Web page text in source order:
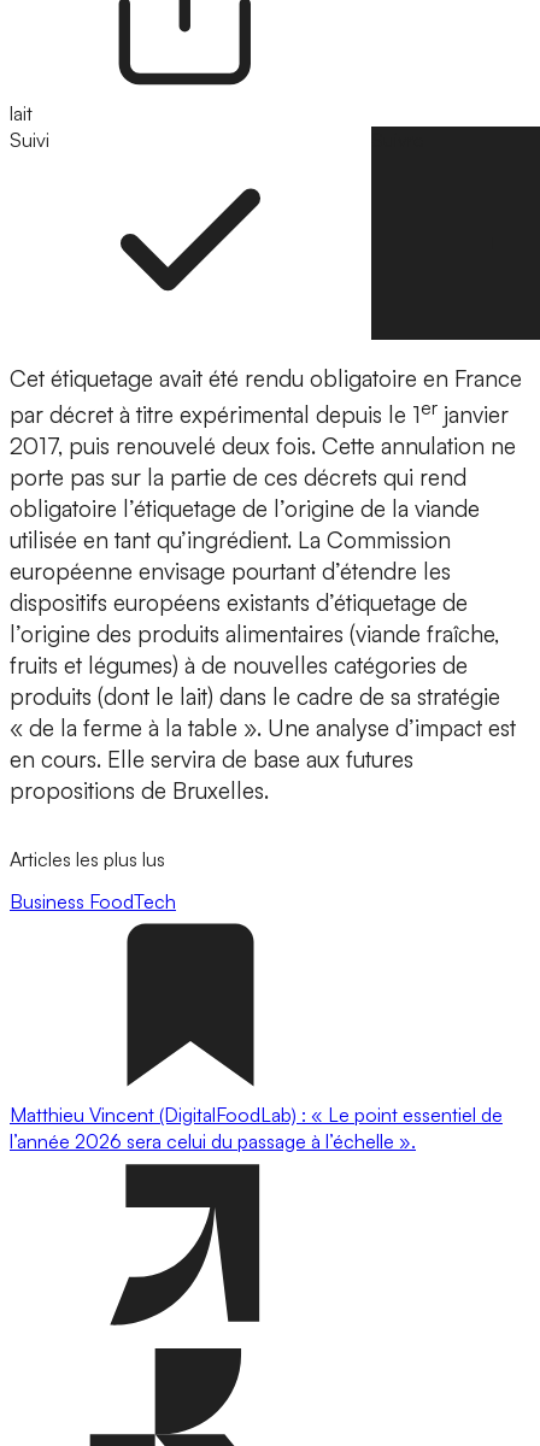
lait
Suivi
Cet étiquetage avait été rendu obligatoire en France
par décret à titre expérimental depuis le 1er janvier
2017, puis renouvelé deux fois. Cette annulation ne
porte pas sur la partie de ces décrets qui rend
obligatoire l’étiquetage de l’origine de la viande
utilisée en tant qu’ingrédient. La Commission
européenne envisage pourtant d’étendre les
dispositifs européens existants d’étiquetage de
l’origine des produits alimentaires (viande fraîche,
fruits et légumes) à de nouvelles catégories de
produits (dont le lait) dans le cadre de sa stratégie
« de la ferme à la table ». Une analyse d’impact est
en cours. Elle servira de base aux futures
propositions de Bruxelles.
Articles les plus lus
Business FoodTech
Matthieu Vincent (DigitalFoodLab) : « Le point essentiel de
l’année 2026 sera celui du passage à l’échelle ».